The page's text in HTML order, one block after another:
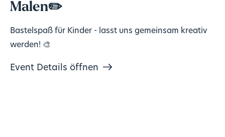
Malen✏️
Bastelspaß für Kinder - lasst uns gemeinsam kreativ
werden! 🎨
Event Details öffnen